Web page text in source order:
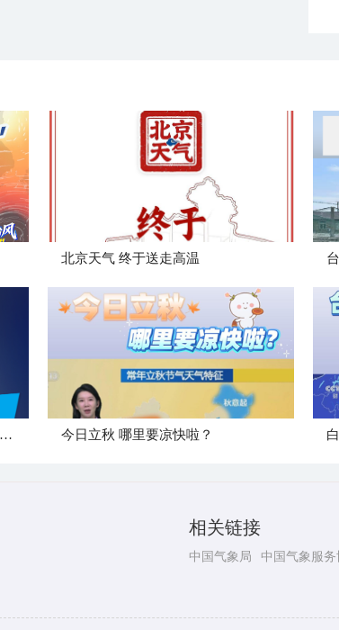
北京天气 终于送走高温
"白海豚"登陆后 是否会北上影响京津冀地区？ 今日立秋 哪里要凉快啦？
相关链接
中国气象局 中国气象服务